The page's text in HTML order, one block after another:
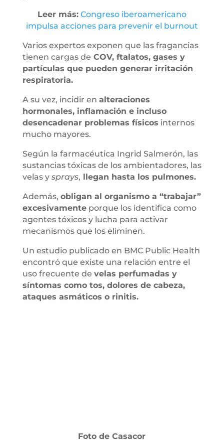
Leer más: Congreso iberoamericano
impulsa acciones para prevenir el burnout
Varios expertos exponen que las fragancias
tienen cargas de COV, ftalatos, gases y
partículas que pueden generar irritación
respiratoria.
A su vez, incidir en alteraciones
hormonales, inflamación e incluso
desencadenar problemas físicos internos
mucho mayores.
Según la farmacéutica Ingrid Salmerón, las
sustancias tóxicas de los ambientadores, las
velas y sprays, llegan hasta los pulmones.
Además, obligan al organismo a “trabajar”
excesivamenteporque los identifica como
agentes tóxicos y lucha para activar
mecanismos que los eliminen.
Un estudio publicado en BMC Public Health
encontró que existe una relación entre el
uso frecuente de velas perfumadas y
síntomas como tos, dolores de cabeza,
ataques asmáticos o rinitis.
Foto de Casacor